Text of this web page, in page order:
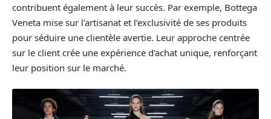
contribuent également à leur succès. Par exemple, Bottega
Veneta mise sur l’artisanat et l’exclusivité de ses produits
pour séduire une clientèle avertie. Leur approche centrée
sur le client crée une expérience d’achat unique, renforçant
leur position sur le marché.